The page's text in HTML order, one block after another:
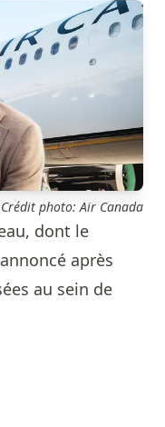
Crédit photo: Air Canada
dont le
après
au sein de